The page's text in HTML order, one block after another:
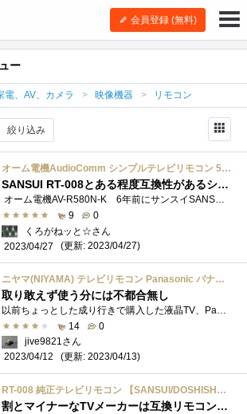
会員登録 (無料)
ー
電、AV、カメラ 映像機器 リモコン
絞り込み
オーム電機AudioComm シンプルテレビリモコン 50メーカー対応 動画配信サービス対応 ブラック AV-R580N-K 03-5922 OHM
SANSUI RT-008とある程度互換性があるシンプルTVリモコン
オーム電機AV-R580N-K 6年前にサンスイSANSUISCM43-BW1という割とマイナーなブランドのTV(勿論かつてのオーディオ機器メーカーとしてのサンスイ�...
9
0
くろがねッと☆さん
2023/04/27
(更新: 2023/04/27)
ニヤマ(NIYAMA) テレビリモコン Panasonic パナソニック ビエラ用 【設定不要ですぐに使えるかんたんリモコン】 太字ボタン ブラック
取り敢えず使う分には不都合無し
以前ちょっとした成り行きで購入した液晶TV、PanasonicVIERATH-43FX500。 43インチ4Kパネル搭載モデルとしてはローエンドとなる製品ですが、今�...
14
0
jive9821さん
2023/04/12
(更新: 2023/04/13)
RT-008 純正テレビリモコン 【SANSUI/DOSHISHA/ORION】
割とマイナーなTVメーカーは互換リモコンが無いので高く付くのだ